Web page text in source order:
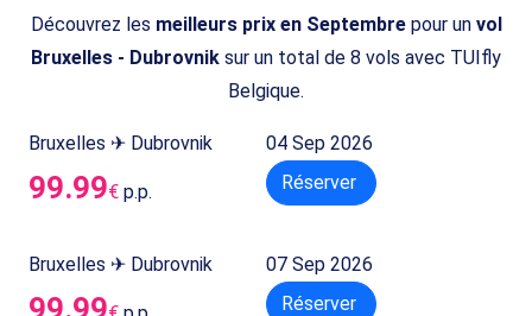
Découvrez les meilleurs prix en Septembrepour un vol
Bruxelles - Dubrovnik sur un total de 8 vols avec TUIfly
Belgique.
Bruxelles ✈ Dubrovnik 04 Sep 2026
99.99€ p.p. Réserver
Bruxelles ✈ Dubrovnik 07 Sep 2026
99.99 Réserver